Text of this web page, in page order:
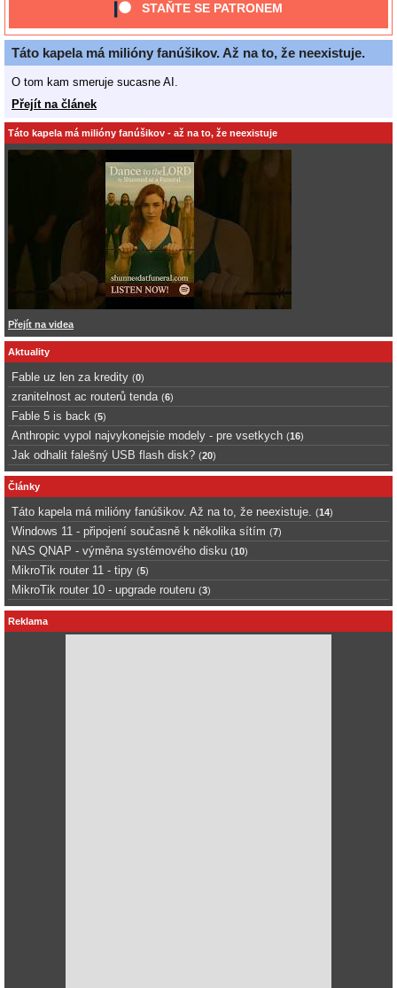
STAŇTE SE PATRONEM
Táto kapela má milióny fanúšikov. Až na to, že neexistuje.
O tom kam smeruje sucasne AI.
Přejít na článek
Táto kapela má milióny fanúšikov - až na to, že neexistuje
Přejít na videa
Aktuality
Fable uz len za kredity (0)
zranitelnost ac routerů tenda (6)
Fable 5 is back (5)
Anthropic vypol najvykonejsie modely - pre vsetkych (16)
Jak odhalit falešný USB flash disk? (20)
Články
Táto kapela má milióny fanúšikov. Až na to, že neexistuje. (14)
Windows 11 - připojení současně k několika sítím (7)
NAS QNAP - výměna systémového disku (10)
MikroTik router 11 - tipy (5)
MikroTik router 10 - upgrade routeru (3)
Reklama